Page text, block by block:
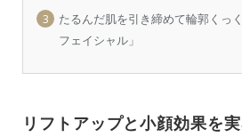
3
たるんだ肌を引き締めて輪郭くっ
フェイシャル」
リフトアップと小顔効果を